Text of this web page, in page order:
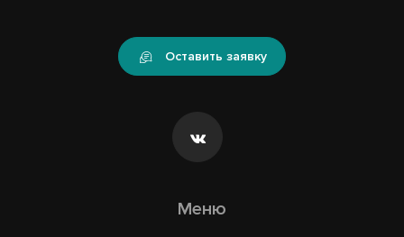
Оставить заявку
Меню